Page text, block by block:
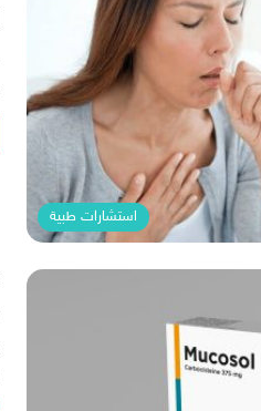
استشارات طبية